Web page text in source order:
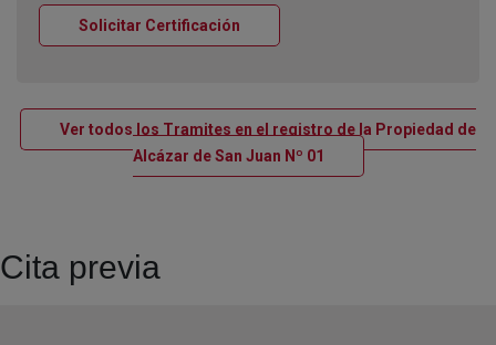
Solicitar Certificación
Ver todos los Tramites en el registro de la Propiedad de
Alcázar de San Juan Nº 01 Ventana nueva
Cita previa